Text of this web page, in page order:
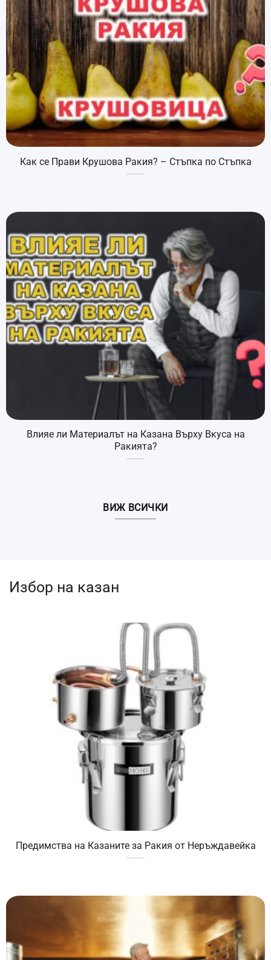
Как се Прави Крушова Ракия? – Стъпка по Стъпка
Влияе ли Материалът на Казана Върху Вкуса на
Ракията?
ВИЖ ВСИЧКИ
Избор на казан
Предимства на Казаните за Ракия от Неръждавейка